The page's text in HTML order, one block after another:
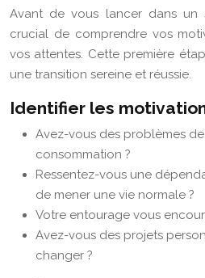
Avant de vous lancer dans un
crucial de comprendre vos
vos attentes. Cette première
une transition sereine et réussie.
Identifier les
Avez-vous des problèmes
consommation ?
Ressentez-vous une
de mener une vie normale ?
Votre entourage vous
Avez-vous des projets
changer ?